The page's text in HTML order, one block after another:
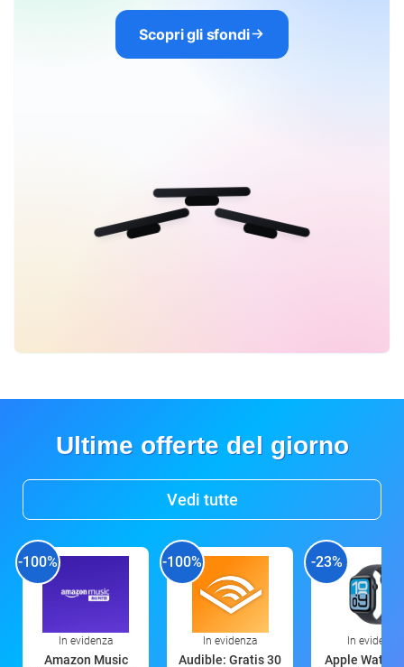
Scopri gli sfondi
Ultime offerte del giorno
Vedi tutte
-100%
In evidenza
Amazon Music
-100%
In evidenza
Audible: Gratis 30
-23%
In evidenza
Apple Watch